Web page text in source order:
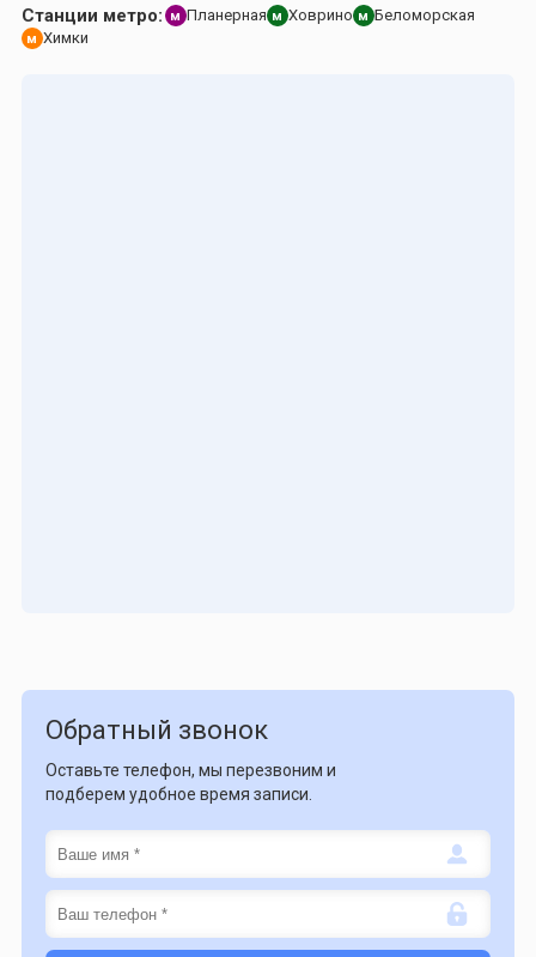
Станции метро: м Планерная м Ховрино м Беломорская
м Химки
Обратный звонок
Оставьте телефон, мы перезвоним и
подберем удобное время записи.